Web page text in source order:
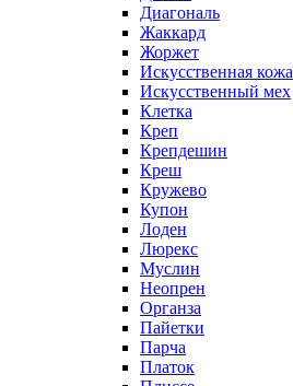
Диагональ
Жаккард
Жоржет
Искусственная кожа
Искусственный мех
Клетка
Креп
Крепдешин
Креш
Кружево
Купон
Лоден
Люрекс
Муслин
Неопрен
Органза
Пайетки
Парча
Платок